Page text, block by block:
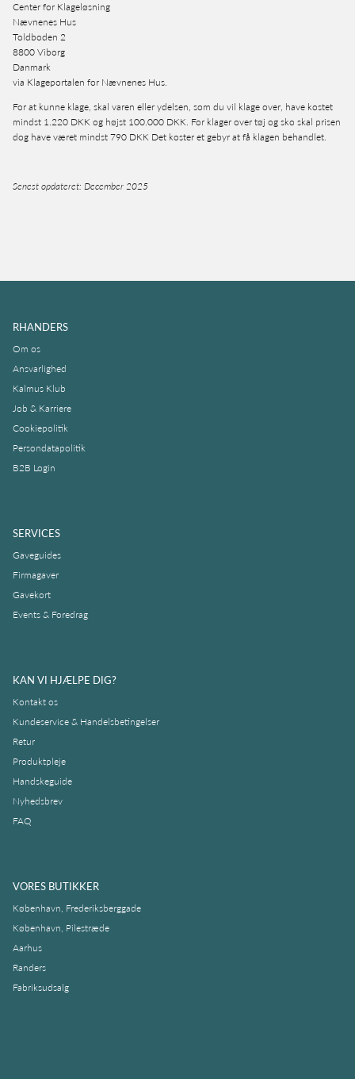
Center for Klageløsning
Nævnenes Hus
Toldboden 2
8800 Viborg
Danmark
via Klageportalen for Nævnenes Hus.
For at kunne klage, skal varen eller ydelsen, som du vil klage over, have kostet
mindst 1.220 DKK og højst 100.000 DKK. For klager over tøj og sko skal prisen
dog have været mindst 790 DKK Det koster et gebyr at få klagen behandlet.
Senest opdateret: December 2025
RHANDERS
Om os
Ansvarlighed
Kalmus Klub
Job & Karriere
Cookiepolitik
Persondatapolitik
B2B Login
SERVICES
Gaveguides
Firmagaver
Gavekort
Events & Foredrag
KAN VI HJÆLPE DIG?
Kontakt os
Kundeservice & Handelsbetingelser
Retur
Produktpleje
Handskeguide
Nyhedsbrev
FAQ
VORES BUTIKKER
København, Frederiksberggade
København, Pilestræde
Aarhus
Randers
Fabriksudsalg